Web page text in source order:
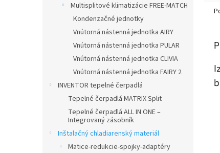
Multisplitové klimatizácie FREE-MATCH
Kondenzačné jednotky
Vnútorná nástenná jednotka AIRY
Vnútorná nástenná jednotka PULAR
Vnútorná nástenná jednotka CLIVIA
Vnútorná nástenná jednotka FAIRY 2
INVENTOR tepelné čerpadlá
Tepelné čerpadlá MATRIX Split
Tepelné čerpadlá ALL IN ONE –
Integrovaný zásobník
Inštalačný chladiarenský materiál
Matice-redukcie-spojky-adaptéry